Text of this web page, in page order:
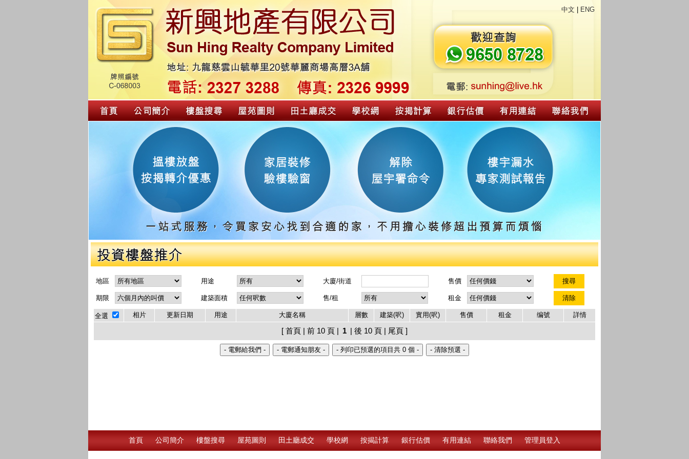
中文 ENG
地區 用途 大廈/街道 售價
期限 建築面積 售/租 租金
全選 相片 更新日期 用途 大廈名稱 層數 建築(呎) 實用(呎) 售價 租金 编號 詳情
[ 首頁 | 前 10 頁 | 1 | 後 10 頁 | 尾頁 ]
首頁 公司簡介 樓盤搜尋 屋苑圖則 田土廳成交 學校網 按揭計算 銀行估價 有用連結 聯絡我們 管理員登入